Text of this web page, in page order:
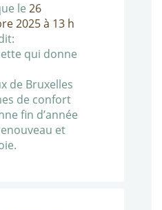
le 26
2025 à 13 h
qui donne
de Bruxelles
de confort
fin d’année
et